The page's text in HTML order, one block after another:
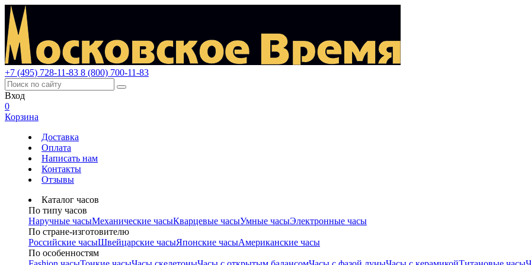
+7 (495) 728-11-83 8 (800) 700-11-83
Вход
0
Корзина
Доставка
Оплата
Написать нам
Контакты
Отзывы
Каталог часов
По типу часов
Наручные часыМеханические часыКварцевые часыУмные часыЭлектронные часы
По стране-изготовителю
Российские часыШвейцарские часыЯпонские часыАмериканские часы
По особенностям